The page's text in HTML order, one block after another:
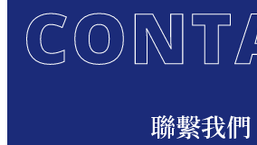
聯繫我們